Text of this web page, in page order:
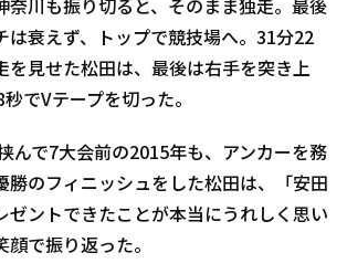
奈川も振り切ると、そのまま独走。最後
は衰えず、トップで競技場へ。31分22
を見せた松田は、最後は右手を突き上
でVテープを切った。
んで7大会前の2015年も、アンカーを務
勝のフィニッシュをした松田は、「安田
ゼントできたことが本当にうれしく思い
顔で振り返った。